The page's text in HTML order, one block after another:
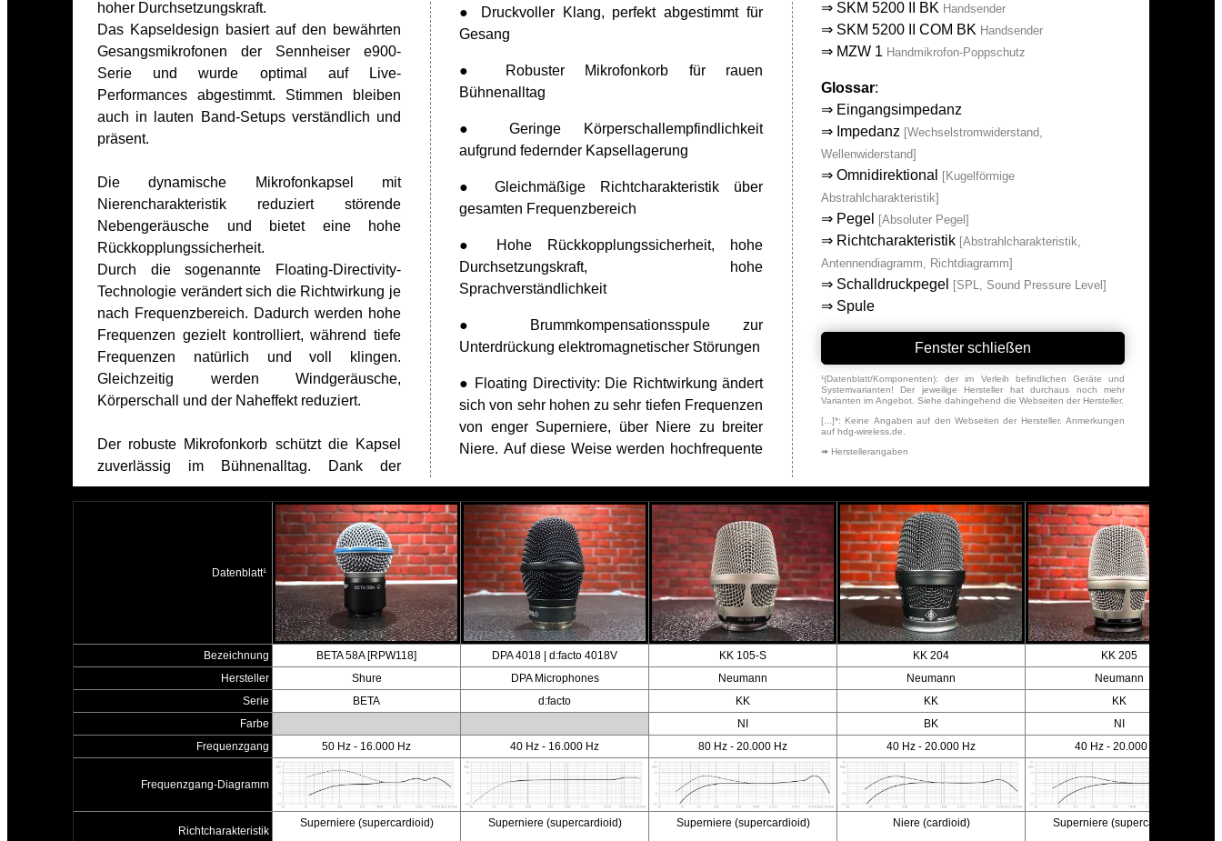
hoher Durchsetzungskraft.
Das Kapseldesign basiert auf den bewährten
Gesangsmikrofonen der Sennheiser e900-
Serie und wurde optimal auf Live-
Performances abgestimmt. Stimmen bleiben
auch in lauten Band-Setups verständlich und
präsent.
Die dynamische Mikrofonkapsel mit
Nierencharakteristik reduziert störende
Nebengeräusche und bietet eine hohe
Rückkopplungssicherheit.
Durch die sogenannte Floating-Directivity-
Technologie verändert sich die Richtwirkung je
nach Frequenzbereich. Dadurch werden hohe
Frequenzen gezielt kontrolliert, während tiefe
Frequenzen natürlich und voll klingen.
Gleichzeitig werden Windgeräusche,
Körperschall und der Naheffekt reduziert.
Der robuste Mikrofonkorb schützt die Kapsel
zuverlässig im Bühnenalltag. Dank der
● Druckvoller Klang, perfekt abgestimmt für
Gesang
● Robuster Mikrofonkorb für rauen
Bühnenalltag
● Geringe Körperschallempfindlichkeit
aufgrund federnder Kapsellagerung
● Gleichmäßige Richtcharakteristik über
gesamten Frequenzbereich
● Hohe Rückkopplungssicherheit, hohe
Durchsetzungskraft, hohe
Sprachverständlichkeit
● Brummkompensationsspule zur
Unterdrückung elektromagnetischer Störungen
● Floating Directivity: Die Richtwirkung ändert
sich von sehr hohen zu sehr tiefen Frequenzen
von enger Superniere, über Niere zu breiter
Niere. Auf diese Weise werden hochfrequente
⇒ SKM 5200 II BK Handsender
⇒ SKM 5200 II COM BK Handsender
⇒ MZW 1 Handmikrofon-Poppschutz
Glossar:
⇒ Eingangsimpedanz
⇒ Impedanz [Wechselstromwiderstand,
Wellenwiderstand]
⇒ Omnidirektional
[Kugelförmige
Abstrahlcharakteristik]
⇒ Pegel [Absoluter Pegel]
⇒ Richtcharakteristik [Abstrahlcharakteristik,
Antennendiagramm, Richtdiagramm]
⇒ Schalldruckpegel [SPL, Sound Pressure Level]
⇒ Spule
Fenster schließen
¹(Datenblatt/Komponenten): der im Verleih befindlichen Geräte und
Systemvarianten! Der jeweilige Hersteller hat durchaus noch mehr
Varianten im Angebot. Siehe dahingehend die Webseiten der Hersteller.
[...]*: Keine Angaben auf den Webseiten der Hersteller. Anmerkungen
auf hdg-wireless.de.
➠ Herstellerangaben
Datenblatt¹
Bezeichnung BETA 58A [RPW118] DPA 4018 | d:facto 4018V KK 105-S KK 204
KK 205
Hersteller
Shure DPA Microphones Neumann Neumann
Neumann
Serie
BETA d:facto KK KK
KK
Farbe
NI BK
NI
Frequenzgang
50 Hz - 16.000 Hz 40 Hz - 16.000 Hz 80 Hz - 20.000 Hz 40 Hz - 20.000 Hz 40 Hz - 20.000 Hz
Frequenzgang-Diagramm
Richtcharakteristik
Superniere (supercardioid) Superniere (supercardioid) Superniere (supercardioid) Niere (cardioid) Superniere (supercardioid)